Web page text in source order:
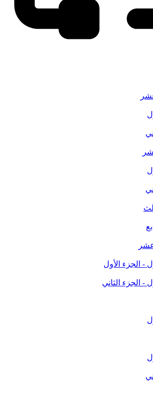
- الجزء الأول
- الجزء الثاني